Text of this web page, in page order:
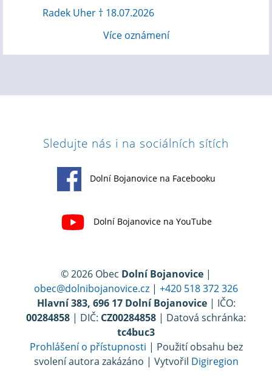
Radek Uher † 18.07.2026
Více oznámení
Sledujte nás i na sociálních sítích
Dolní Bojanovice na Facebooku
Dolní Bojanovice na YouTube
© 2026 Obec Dolní Bojanovice |
obec@dolnibojanovice.cz | +420 518 372 326
Hlavní 383, 696 17 Dolní Bojanovice| IČO:
00284858 | DIČ: CZ00284858 | Datová schránka:
tc4buc3
Prohlášení o přístupnosti | Použití obsahu bez
svolení autora zakázáno | Vytvořil Digiregion